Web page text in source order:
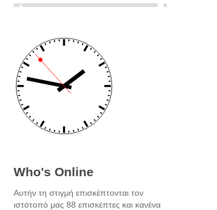
Who's Online
Αυτήν τη στιγμή επισκέπτονται τον
ιστότοπό μας 88 επισκέπτες και κανένα